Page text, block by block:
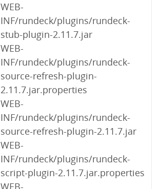
WEB-
INF/rundeck/plugins/rundeck-
stub-plugin-2.11.7.jar
WEB-
INF/rundeck/plugins/rundeck-
source-refresh-plugin-
2.11.7.jar.properties
WEB-
INF/rundeck/plugins/rundeck-
source-refresh-plugin-2.11.7.jar
WEB-
INF/rundeck/plugins/rundeck-
script-plugin-2.11.7.jar.properties
WEB-